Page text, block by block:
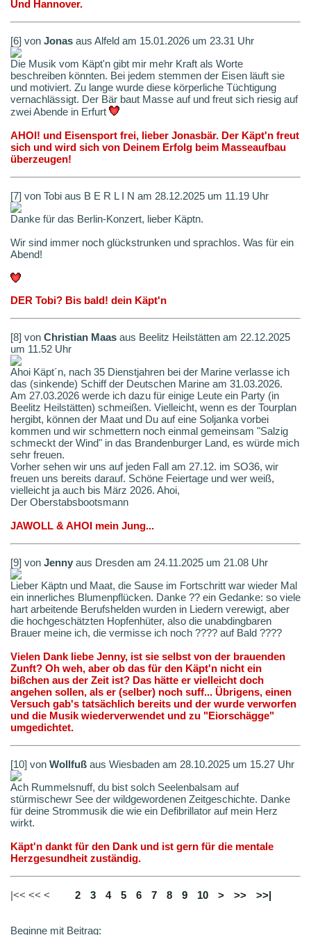
Und Hannover.
[6] von Jonas aus Alfeld am 15.01.2026 um 23.31 Uhr
Die Musik vom Käpt'n gibt mir mehr Kraft als Worte
beschreiben könnten. Bei jedem stemmen der Eisen läuft sie
und motiviert. Zu lange wurde diese körperliche Tüchtigung
vernachlässigt. Der Bär baut Masse auf und freut sich riesig auf
zwei Abende in Erfurt
AHOI! und Eisensport frei, lieber Jonasbär. Der Käpt'n freut
sich und wird sich von Deinem Erfolg beim Masseaufbau
überzeugen!
[7] von Tobi aus B E R L I N am 28.12.2025 um 11.19 Uhr
Danke für das Berlin-Konzert, lieber Käptn.
Wir sind immer noch glückstrunken und sprachlos. Was für ein
Abend!
DER Tobi? Bis bald! dein Käpt'n
[8] von Christian Maas aus Beelitz Heilstätten am 22.12.2025
um 11.52 Uhr
Ahoi Käpt´n, nach 35 Dienstjahren bei der Marine verlasse ich
das (sinkende) Schiff der Deutschen Marine am 31.03.2026.
Am 27.03.2026 werde ich dazu für einige Leute ein Party (in
Beelitz Heilstätten) schmeißen. Vielleicht, wenn es der Tourplan
hergibt, können der Maat und Du auf eine Soljanka vorbei
kommen und wir schmettern noch einmal gemeinsam "Salzig
schmeckt der Wind" in das Brandenburger Land, es würde mich
sehr freuen.
Vorher sehen wir uns auf jeden Fall am 27.12. im SO36, wir
freuen uns bereits darauf. Schöne Feiertage und wer weiß,
vielleicht ja auch bis März 2026. Ahoi,
Der Oberstabsbootsmann
JAWOLL & AHOI mein Jung...
[9] von Jenny aus Dresden am 24.11.2025 um 21.08 Uhr
Lieber Käptn und Maat, die Sause im Fortschritt war wieder Mal
ein innerliches Blumenpflücken. Danke ?? ein Gedanke: so viele
hart arbeitende Berufshelden wurden in Liedern verewigt, aber
die hochgeschätzten Hopfenhüter, also die unabdingbaren
Brauer meine ich, die vermisse ich noch ???? auf Bald ????
Vielen Dank liebe Jenny, ist sie selbst von der brauenden
Zunft? Oh weh, aber ob das für den Käpt'n nicht ein
bißchen aus der Zeit ist? Das hätte er vielleicht doch
angehen sollen, als er (selber) noch suff... Übrigens, einen
Versuch gab's tatsächlich bereits und der wurde verworfen
und die Musik wiederverwendet und zu "Eiorschägge"
umgedichtet.
[10] von Wollfuß aus Wiesbaden am 28.10.2025 um 15.27 Uhr
Ach Rummelsnuff, du bist solch Seelenbalsam auf
stürmischewr See der wildgewordenen Zeitgeschichte. Danke
für deine Strommusik die wie ein Defibrillator auf mein Herz
wirkt.
Käpt'n dankt für den Dank und ist gern für die mentale
Herzgesundheit zuständig.
|<< << < 2 3 4 5 6 7 8 9 10 > >> >>|
Beginne mit Beitrag: